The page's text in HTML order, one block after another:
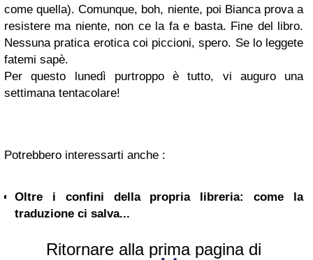
come quella). Comunque, boh, niente, poi Bianca prova a
resistere ma niente, non ce la fa e basta. Fine del libro.
Nessuna pratica erotica coi piccioni, spero. Se lo leggete
fatemi sapè.
Per questo lunedì purtroppo è tutto, vi auguro una
settimana tentacolare!
Potrebbero interessarti anche :
Oltre i confini della propria libreria: come la
traduzione ci salva...
Ritornare alla prima pagina di